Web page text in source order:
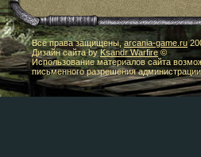
Все права защищены,arcania-game.ru
Дизайн сайта byKsandr Warfire©
Использование материалов сайта
письменного разрешения